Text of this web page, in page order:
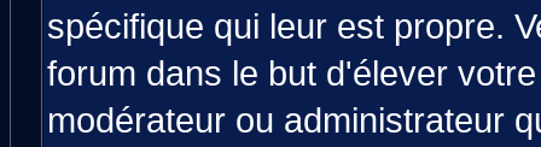
spécifique qui leur est propre.
forum dans le but d'élever
modérateur ou administrateur